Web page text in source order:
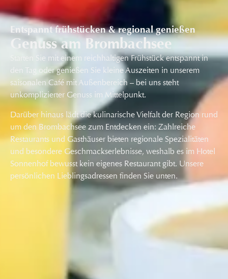
Entspannt frühstücken & regional genießen
Genuss am Brombachsee
Starten Sie mit einem reichhaltigen Frühstück entspannt in
den Tag oder genießen Sie kleine Auszeiten in unserem
saisonalen Café mit Außenbereich – bei uns steht
unkomplizierter Genuss im Mittelpunkt.
Darüber hinaus lädt die kulinarische Vielfalt der Region rund
um den Brombachsee zum Entdecken ein: Zahlreiche
Restaurants und Gasthäuser bieten regionale Spezialitäten
und besondere Geschmackserlebnisse, weshalb es im Hotel
Sonnenhof bewusst kein eigenes Restaurant gibt. Unsere
persönlichen Lieblingsadressen finden Sie unten.